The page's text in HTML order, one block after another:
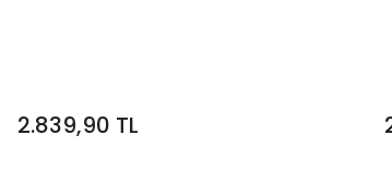
2.839,90 TL